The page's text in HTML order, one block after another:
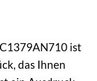
ist
das Ihnen